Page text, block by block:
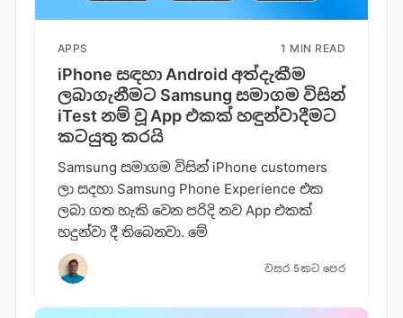
APPS 1 MIN READ
iPhone සඳහා Android අත්දැකීම
ලබාගැනීමට Samsung සමාගම විසින්
iTest නම් වූ App එකක් හඳුන්වාදීමට
කටයුතු කරයි
Samsung සමාගම විසින් iPhone customers
ලා සදහා Samsung Phone Experience එක
ලබා ගත හැකි වෙන පරිදි නව App එකක්
හදුන්වා දී තිබෙනවා. මේ
වසර 5කට පෙර